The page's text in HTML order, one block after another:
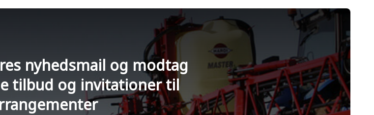
nyhedsmail og modtag
tilbud og invitationer til